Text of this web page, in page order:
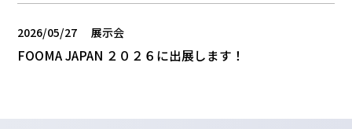
2026/05/27 展示会
FOOMA JAPAN ２０２６に出展します！